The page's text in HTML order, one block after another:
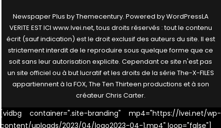
Newspaper Plus byThemecentury. Powered byWordPressLA
VERITE EST ICI www.lvei.net, tous droits réservés : tout le contenu
écrit (sauf indication) est le droit exclusif des auteurs du site. Il est
strictement interdit de le reproduire sous quelque forme que ce
soit sans leur autorisation explicite. Cependant ce site n'est pas
un site officiel ou à but lucratif et les droits de la série The-X-FILES
appartiennent à la FOX, The Ten Thirteen productions et à son
créateur Chris Carter.
[vidbg container=".site-branding" mp4="https://lvei.net/wp-
content/uploads/2023/04/logo2023-04-1.mp4" loop="false"]